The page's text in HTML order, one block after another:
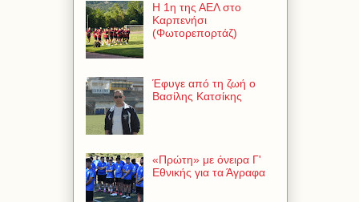
Η 1η της ΑΕΛ στο
Καρπενήσι
(Φωτορεπορτάζ)
Έφυγε από τη ζωή ο
Βασίλης Κατσίκης
«Πρώτη» με όνειρα Γ'
Εθνικής για τα Άγραφα